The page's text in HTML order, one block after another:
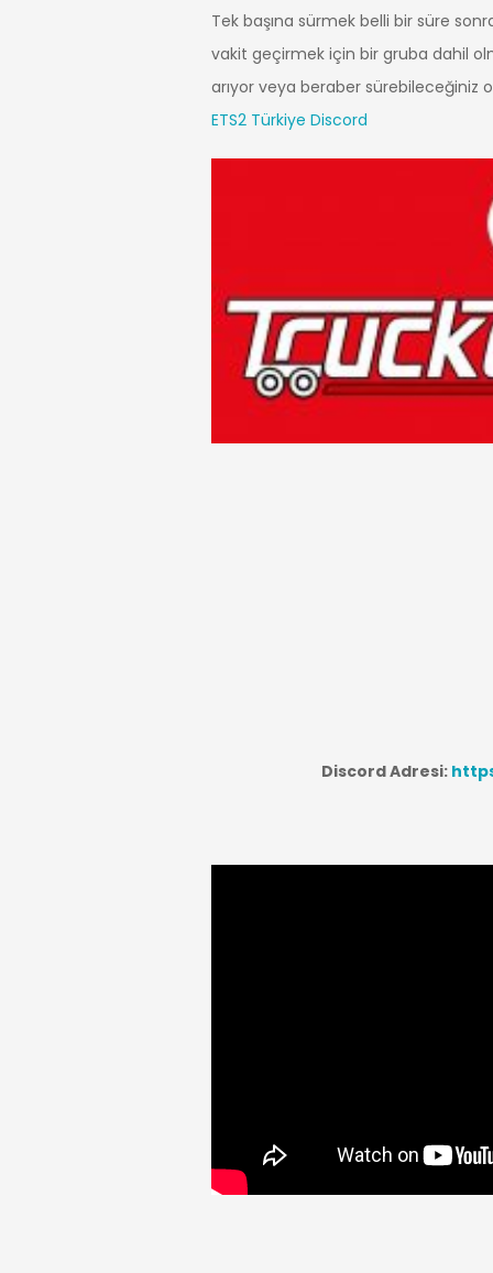
Tek başına sürmek belli bir süre
vakit geçirmek için bir gruba dahil
arıyor veya beraber sürebileceğiniz
ETS2 Türkiye Discord
Discord Adresi: